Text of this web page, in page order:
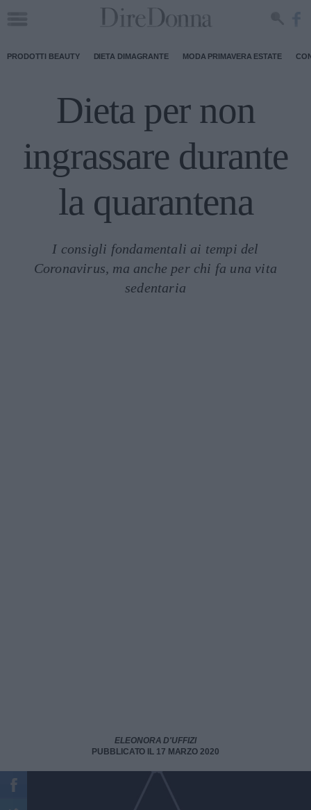
PRODOTTI BEAUTY DIETA DIMAGRANTE MODA PRIMAVERA ESTATE
Dieta per non
ingrassare durante
la quarantena
I consigli fondamentali ai tempi del
Coronavirus, ma anche per chi fa una vita
sedentaria
ELEONORA D'UFFIZI
PUBBLICATO IL 17 MARZO 2020